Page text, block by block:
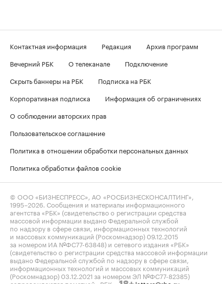
Контактная информация Редакция
Архив программ
Вечерний РБК
О телеканале
Подключение
Скрыть баннеры на РБК
Подписка на РБК
Корпоративная подписка
Информация об ограничениях
О соблюдении авторских прав
Пользовательское соглашение
Политика в отношении обработки персональных данных
Политика обработки файлов cookie
© ООО «БИЗНЕСПРЕСС», АО «РОСБИЗНЕСКОНСАЛТИНГ»,
1995–2026 . Сообщения и материалы информационного
агентства «РБК» (свидетельство о регистрации средства
массовой информации выдано Федеральной службой
по надзору в сфере связи, информационных технологий
и массовых коммуникаций (Роскомнадзор) 09.12.2015
за номером ИА №ФС77-63848) и сетевого издания «РБК»
(свидетельство о регистрации средства массовой информации
выдано Федеральной службой по надзору в сфере связи,
информационных технологий и массовых коммуникаций
(Роскомнадзор) 03.12.2021 за номером ЭЛ №ФС77-82385)